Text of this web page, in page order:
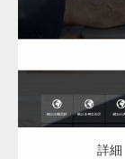
詳細
詳細